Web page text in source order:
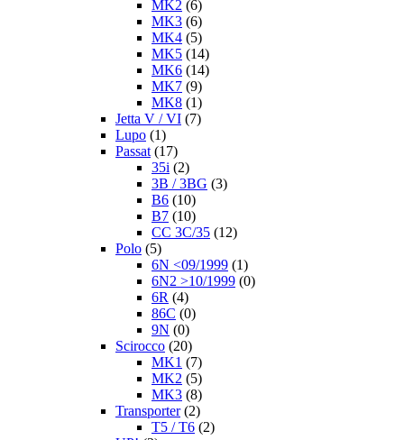
MK2 (6)
MK3 (6)
MK4 (5)
MK5 (14)
MK6 (14)
MK7 (9)
MK8 (1)
Jetta V / VI (7)
Lupo (1)
Passat (17)
35i (2)
3B / 3BG (3)
B6 (10)
B7 (10)
CC 3C/35 (12)
Polo (5)
6N <09/1999 (1)
6N2 >10/1999 (0)
6R (4)
86C (0)
9N (0)
Scirocco (20)
MK1 (7)
MK2 (5)
MK3 (8)
Transporter (2)
T5 / T6 (2)